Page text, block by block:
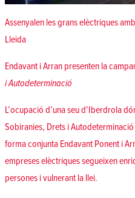
Assenyalen les grans elèctriques
Lleida
Endavant i Arran presenten la
i Autodeterminació
L’ocupació d’una seu d’Iberdrola
Sobiranies, Drets i
forma conjunta Endavant Ponent i
empreses elèctriques segueixen
persones i vulnerant la llei.